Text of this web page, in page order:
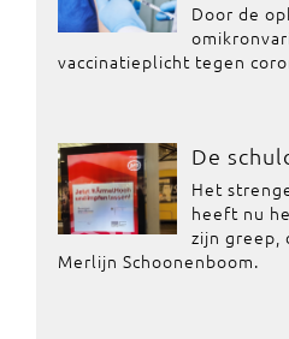
Door de
vaccinatieplicht tegen
De
Het
heeft nu
zijn greep,
Merlijn Schoonenboom.